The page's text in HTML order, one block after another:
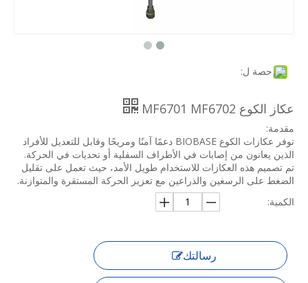
حصة ل:
عكاز الكوع MF6701 MF6702
مقدمة:
توفر عكازات الكوع BIOBASE دعمًا آمنًا ومريحًا وقابل للتعديل للأفراد
الذين يعانون من إصابات في الأطراف السفلية أو تحديات في الحركة.
تم تصميم هذه العكازات للاستخدام طويل الأمد، حيث تعمل على تقليل
الضغط على الرسغين والذراعين مع تعزيز الحركة المستقرة والمتوازنة.
الكمية:
رسالتك